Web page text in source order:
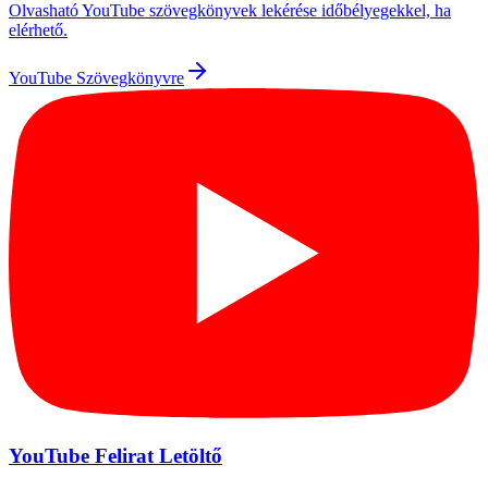
Olvasható YouTube szövegkönyvek lekérése időbélyegekkel, ha
elérhető.
YouTube Szövegkönyvre
YouTube Felirat Letöltő